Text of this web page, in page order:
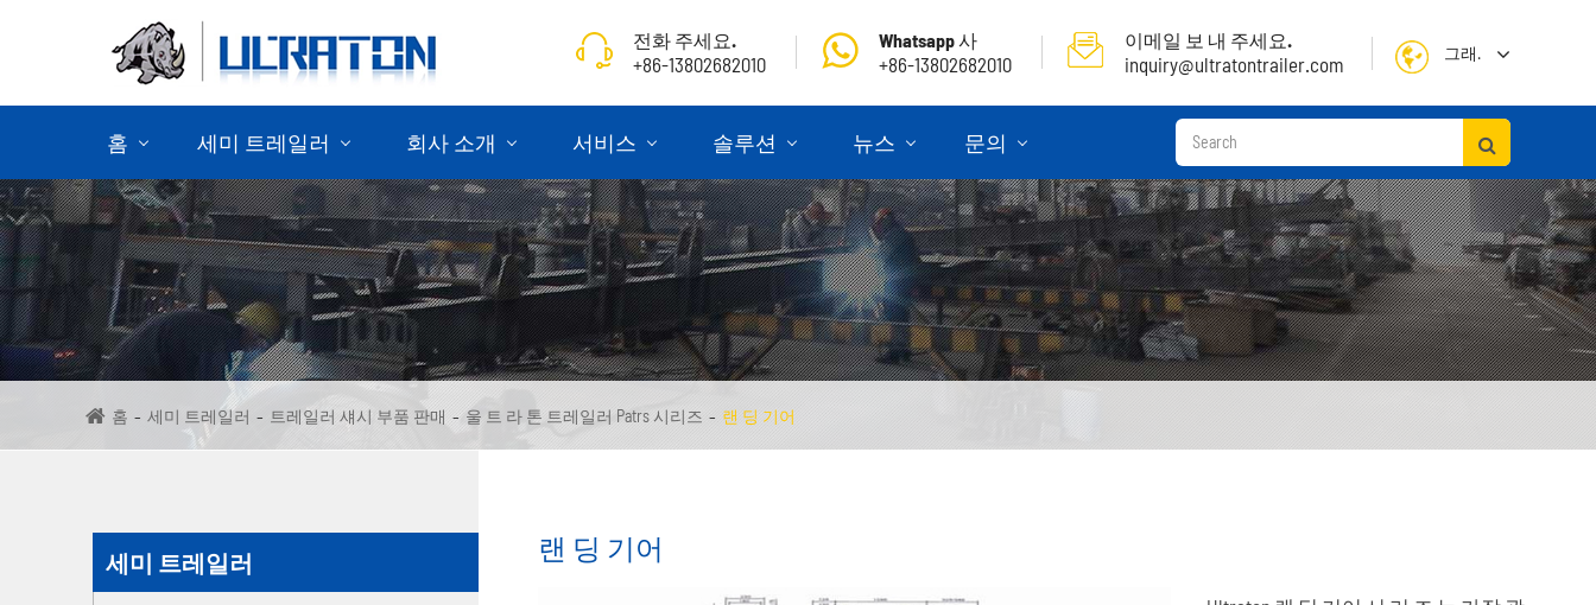
전화 주세요.
+86-13802682010
Whatsapp 사
+86-13802682010
이메일 보 내 주세요.
inquiry@ultratontrailer.com 그래.
English
日本語
한국어
français
Deutsch
홈 세미 트레일러
컨테이너 세 미 트레일러 를 판매 하
다
세 미 트레일러 판매
세 미 캔 차 판매
벌 크 세 미 트레일러 판매
회사 소개 서비스 솔루션 뉴스 문의
홈 세미 트레일러 트레일러 섀시 부품 판매 울 트 라 톤 트레일러 Patrs 시리즈 랜 딩 기어
세미 트레일러 랜 딩 기어